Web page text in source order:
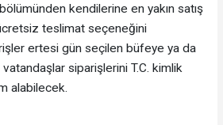
kendilerine en yakın satış
teslimat seçeneğini
ertesi gün seçilen büfeye ya da
siparişlerini T.C. kimlik
alabilecek.